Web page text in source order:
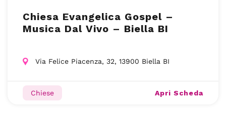
Chiesa Evangelica Gospel –
Musica Dal Vivo – Biella BI
Via Felice Piacenza, 32, 13900 Biella BI
Chiese Apri Scheda